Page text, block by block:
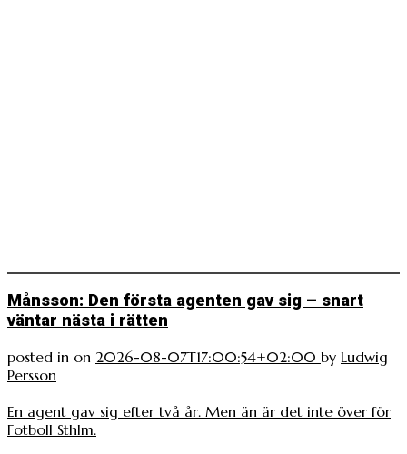
Månsson: Den första agenten gav sig – snart
väntar nästa i rätten
posted in on 2026-08-07T17:00:54+02:00 by Ludwig
Persson
En agent gav sig efter två år. Men än är det inte över för
Fotboll Sthlm.